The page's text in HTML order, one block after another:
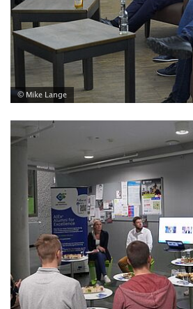
© Mike Lange